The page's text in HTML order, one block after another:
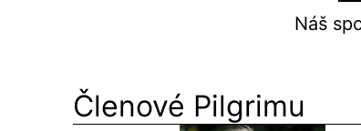
Náš
Členové Pilgrimu